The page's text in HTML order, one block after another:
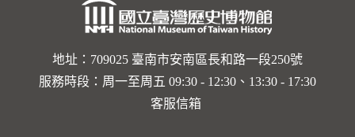
地址：709025 臺南市安南區長和路一段250號
服務時段：周一至周五 09:30 - 12:30、13:30 - 17:30
客服信箱